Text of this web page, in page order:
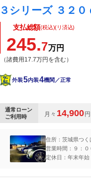
支払総額(税込)(リ済込)
245.7万円
（諸費用17.7万円を含む）
外装5内装4機関／正常
通常ローン
ご利用時
月々 14,900円
住所：茨城県つく
営業時間：９：０
定休日：年末年始